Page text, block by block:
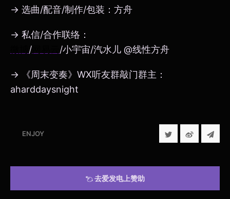
→ 选曲/配音/制作/包装：方舟
→ 私信/合作联络：
/ /小宇宙/汽水儿 @线性方舟
→ 《周末变奏》WX听友群敲门群主：
aharddaysnight
ENJOY
去爱发电上赞助